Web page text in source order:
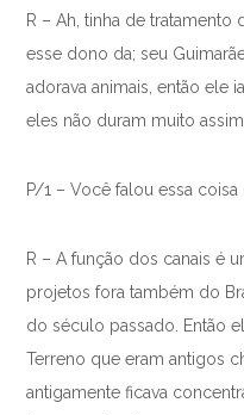
R – Ah, tinha de
esse dono da; seu
adorava animais, então ele
eles não duram muito
P/1 – Você falou essa
R – A função dos canais é
projetos fora também do
do século passado. Então
Terreno que eram antigos
antigamente ficava